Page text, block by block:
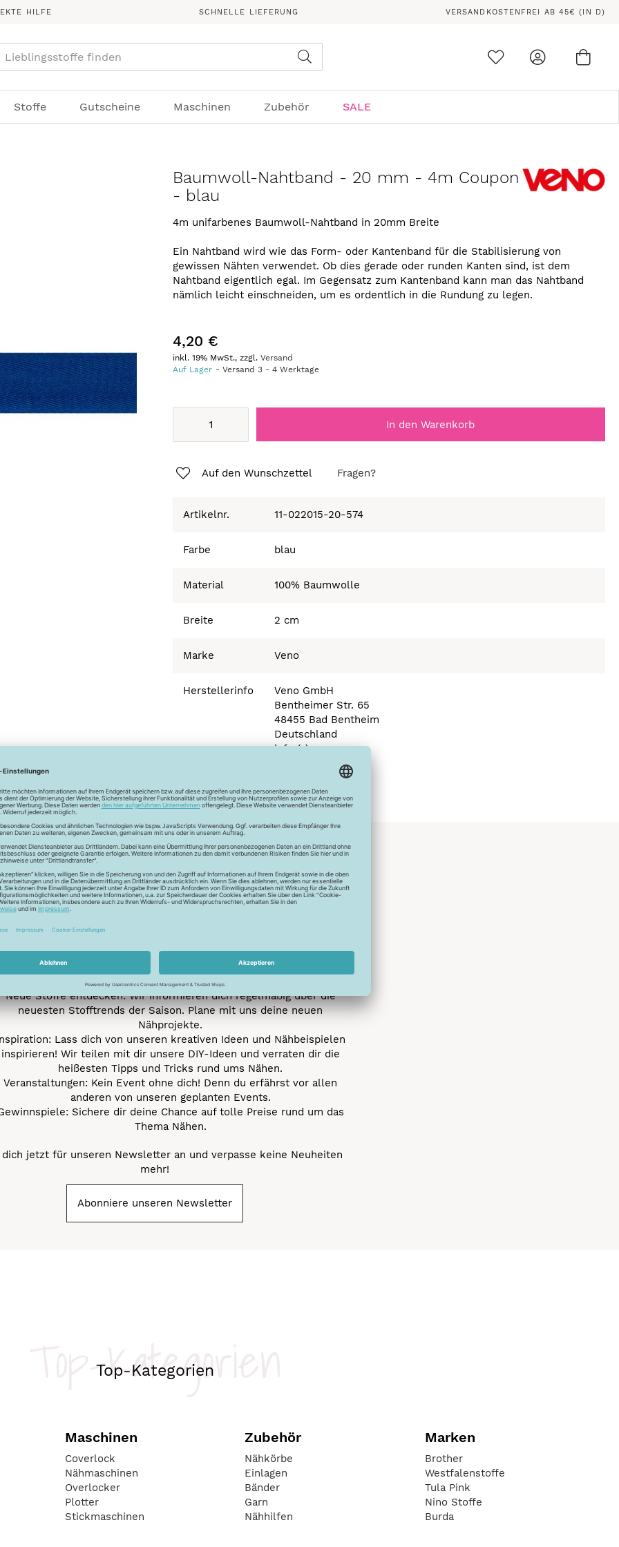
HILFE SCHNELLE LIEFERUNG VERSANDKOSTENFREI AB 45€ (IN D)
Stoffe Gutscheine Maschinen Zubehör SALE
Baumwoll-Nahtband - 20 mm - 4m Coupon
- blau
4m unifarbenes Baumwoll-Nahtband in 20mm Breite
Ein Nahtband wird wie das Form- oder Kantenband für die Stabilisierung von
gewissen Nähten verwendet. Ob dies gerade oder runden Kanten sind, ist dem
Nahtband eigentlich egal. Im Gegensatz zum Kantenband kann man das Nahtband
nämlich leicht einschneiden, um es ordentlich in die Rundung zu legen.
4,20 €
inkl. 19% MwSt., zzgl.Versand
Auf Lager
Versand3 -4 Werktage
In den Warenkorb
Auf den Wunschzettel Fragen?
Artikelnr. 11-022015-20-574
Farbe blau
Material 100% Baumwolle
Breite 2 cm
Marke Veno
Herstellerinfo
Veno GmbH
Bentheimer Str. 65
48455 Bad Bentheim
Deutschland
info (a) veno.com
Unser Newsletter
Newsletter
jetzt unseren exklusiven Newsletter und profitiere von zahlreichen
und Rabatte: Als Newsletter Abonnent erfährst du als erstes
von unseren Aktionen und Rabatten!
Neue Stoffe entdecken: Wir informieren dich regelmäßig über die
neuesten Stofftrends der Saison. Plane mit uns deine neuen
Nähprojekte.
Lass dich von unseren kreativen Ideen und Nähbeispielen
inspirieren! Wir teilen mit dir unsere DIY-Ideen und verraten dir die
heißesten Tipps und Tricks rund ums Nähen.
Veranstaltungen: Kein Event ohne dich! Denn du erfährst vor allen
anderen von unseren geplanten Events.
Sichere dir deine Chance auf tolle Preise rund um das
Thema Nähen.
jetzt für unseren Newsletter an und verpasse keine Neuheiten
mehr!
Abonniere unseren Newsletter
Top-Kategorien
Top-Kategorien
Maschinen
Coverlock
Nähmaschinen
Overlocker
Plotter
Stickmaschinen
Zubehör
Nähkörbe
Einlagen
Bänder
Garn
Nähhilfen
Marken
Brother
Westfalenstoffe
Tula Pink
Nino Stoffe
Burda